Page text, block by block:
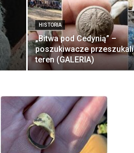
HISTORIA
„Bitwa pod Cedynią” –
poszukiwacze przeszukali
teren (GALERIA)